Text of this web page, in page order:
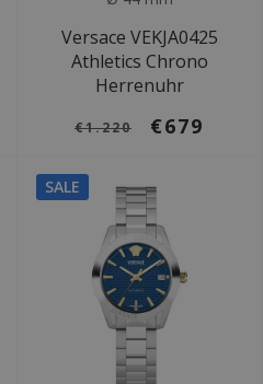
Versace VEKJA0425
Athletics Chrono
Herrenuhr
€1.220 €679
SALE